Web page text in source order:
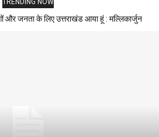
TRENDING NOW
और जनता के लिए उत्तराखंड आया हूं : मल्लिकार्जुन